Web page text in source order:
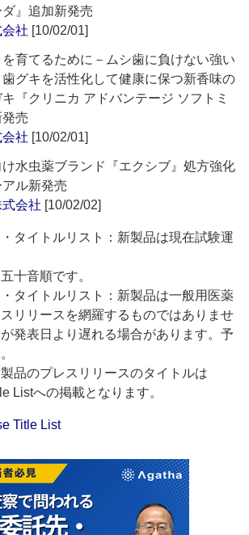
』追加新発売
社 [10/02/01]
を育てるために－ムシ歯に負けない強い
グキを活性化して健康に保つ新香味の
『クリニカ アドバンテージ ソフトミ
売
社 [10/02/01]
水虫薬ブランド『エクシブ』処方強化
ル新発売
会社 [10/02/02]
タイトルリスト：新製品は現在試験運
十音順です。
タイトルリスト：新製品は一般用医薬
リリースを網羅するものではありませ
発表日より遅れる場合があります。予
品のプレスリリースのタイトルは
Listへの掲載となります。
Title List